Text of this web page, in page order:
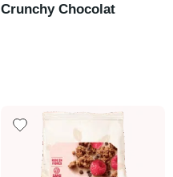
Crunchy Chocolat